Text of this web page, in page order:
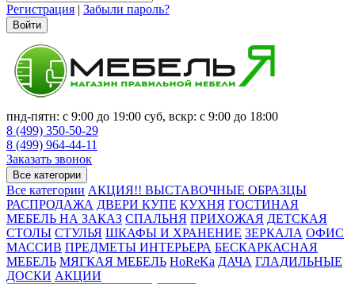
Регистрация | Забыли пароль?
Войти
пнд-пятн: с 9:00 до 19:00 суб, вскр: с 9:00 до 18:00
8 (499) 350-50-29
8 (499) 964-44-11
Заказать звонок
Все категории
Все категории АКЦИЯ!! ВЫСТАВОЧНЫЕ ОБРАЗЦЫ
РАСПРОДАЖА ДВЕРИ КУПЕ КУХНЯ ГОСТИНАЯ
МЕБЕЛЬ НА ЗАКАЗ СПАЛЬНЯ ПРИХОЖАЯ ДЕТСКАЯ
СТОЛЫ СТУЛЬЯ ШКАФЫ И ХРАНЕНИЕ ЗЕРКАЛА ОФИС
МАССИВ ПРЕДМЕТЫ ИНТЕРЬЕРА БЕСКАРКАСНАЯ
МЕБЕЛЬ МЯГКАЯ МЕБЕЛЬ HoReKa ДАЧА ГЛАДИЛЬНЫЕ
ДОСКИ АКЦИИ